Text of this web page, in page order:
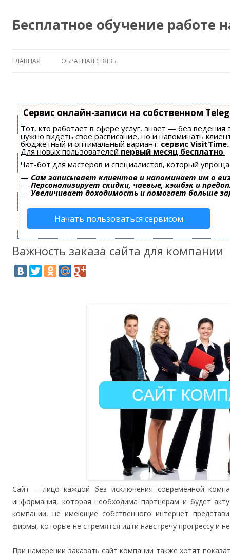
Бесплатное обучение работе
ГЛАВНАЯ ОБРАТНАЯ СВЯЗЬ
Сервис онлайн-записи на собственном
Тот, кто работает в сфере услуг, знает — без ведения
нужно видеть свое расписание, но и напоминать
бюджетный и оптимальный вариант: сервис VisitTime.
Для новых пользователей первый месяц бесплатно.
Чат-бот для мастеров и специалистов, который
— Сам записывает клиентов и напоминает им о
— Персонализирует скидки, чаевые, кэшбэк и
— Увеличивает доходимость и помогает больше
Начать пользоваться сервисом
Важность заказа сайта для компании
Сайт – лицо каждой без исключения современной
информация, которая необходима партнерам и будет
компании, не имеющие собственного интернет
фирмы, которые не стремятся идти навстречу прогрессу и
При намерении заказать сайт компании также хотят